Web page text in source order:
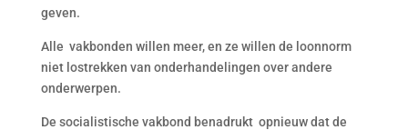
geven.
Alle vakbonden willen meer, en ze willen de loonnorm
niet lostrekken van onderhandelingen over andere
onderwerpen.
De socialistische vakbond benadrukt opnieuw dat de